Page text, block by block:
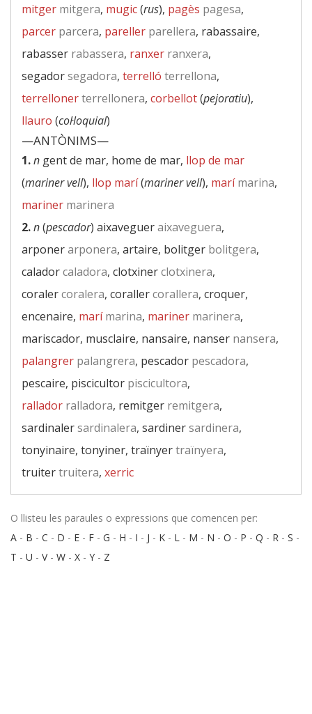
mitger mitgera, mugic(rus), pagès pagesa,
parcer parcera, pareller parellera, rabassaire,
rabasser rabassera, ranxer ranxera,
segadorsegadora, terrelló terrellona,
terrellonerterrellonera, corbellot(pejoratiu),
llauro (col·loquial)
—ANTÒNIMS—
1.n gent de mar, home de mar, llop de mar
(mariner vell), llop marí(mariner vell), marímarina,
mariner marinera
2.n(pescador) aixavegueraixaveguera,
arponerarponera, artaire, bolitger bolitgera,
caladorcaladora, clotxinerclotxinera,
coralercoralera, corallercorallera, croquer,
encenaire, marímarina, mariner marinera,
mariscador, musclaire, nansaire, nanser nansera,
palangrer palangrera, pescador pescadora,
pescaire, piscicultor piscicultora,
rallador ralladora, remitger remitgera,
sardinalersardinalera, sardinersardinera,
tonyinaire, tonyiner, traïnyertraïnyera,
truitertruitera, xerric
O llisteu les paraules o expressions que comencen per:
A - B - C - D - E - F - G - H - I - J - K - L - M - N - O - P - Q - R - S -
T - U - V- W - X - Y - Z